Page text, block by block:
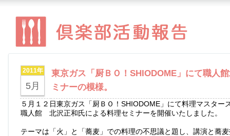
2011年
5月
東京ガス「厨ＢＯ！SHIODOME」にて職人
ミナーの模様。
５月１２日東京ガス「厨ＢＯ！SHIODOME」にて料理マスター
職人館 北沢正和氏による料理セミナーを開催いたしました。
テーマは「火」と「蕎麦」での料理の不思議と題し、講演と蕎